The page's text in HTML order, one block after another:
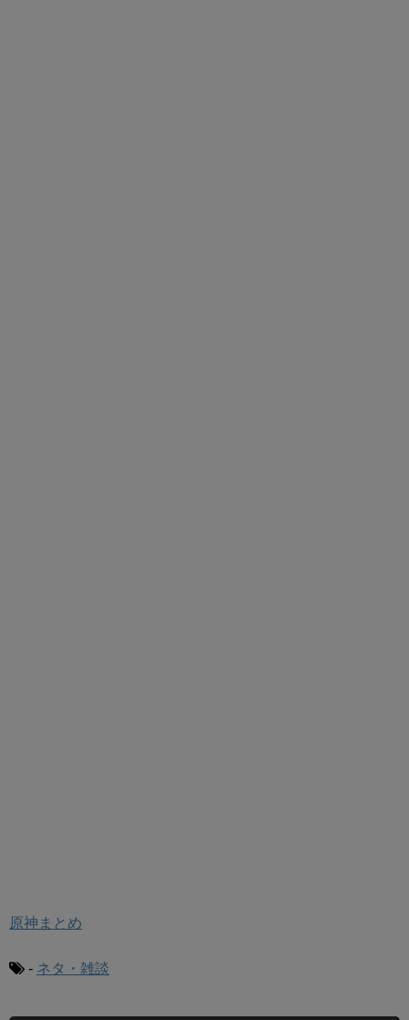
原神まとめ
- ネタ・雑談